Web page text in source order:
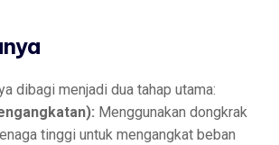
dibagi menjadi dua tahap utama:
Menggunakan dongkrak
tinggi untuk mengangkat beban